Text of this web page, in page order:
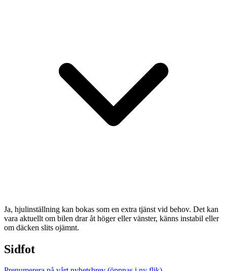
Ja, hjulinställning kan bokas som en extra tjänst vid behov. Det kan
vara aktuellt om bilen drar åt höger eller vänster, känns instabil eller
om däcken slits ojämnt.
Sidfot